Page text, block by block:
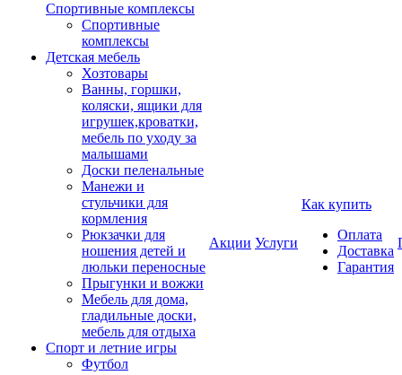
Спортивные комплексы
Спортивные
комплексы
Детская мебель
Хозтовары
Ванны, горшки,
коляски, ящики для
игрушек,кроватки,
мебель по уходу за
малышами
Доски пеленальные
Манежи и
стульчики для
кормления
Рюкзачки для
ношения детей и
люльки переносные
Прыгунки и вожжи
Мебель для дома,
гладильные доски,
мебель для отдыха
Спорт и летние игры
Футбол
Акции Услуги
Как купить
Оплата
Доставка
Гарантия